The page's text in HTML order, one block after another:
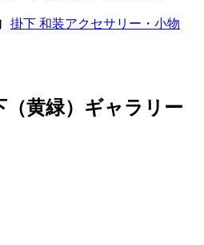
掛下 和装アクセサリー・小物
（黄緑）ギャラリー